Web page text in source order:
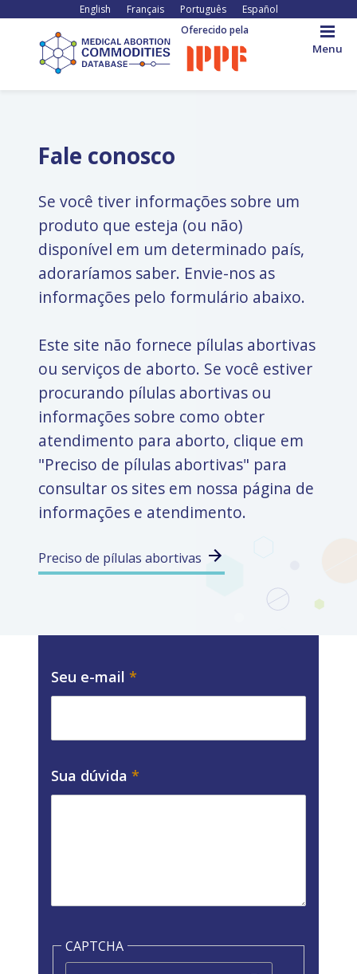
conteúdo
principal
English Français Português Español
Menu
Oferecido pela
Fale conosco
Se você tiver informações sobre um
produto que esteja (ou não)
disponível em um determinado país,
adoraríamos saber. Envie-nos as
informações pelo formulário abaixo.
Este site não fornece pílulas abortivas
ou serviços de aborto. Se você estiver
procurando pílulas abortivas ou
informações sobre como obter
atendimento para aborto, clique em
"Preciso de pílulas abortivas" para
consultar os sites em nossa página de
informações e atendimento.
Preciso de pílulas abortivas
Seu e-mail
Sua dúvida
CAPTCHA